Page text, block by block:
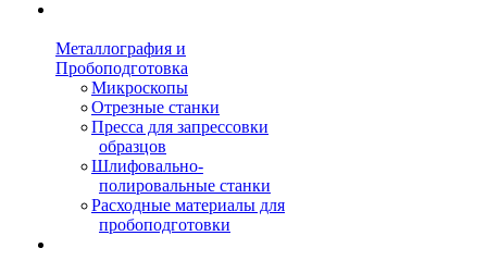
Металлография и
Пробоподготовка
Микроскопы
Отрезные станки
Пресса для запрессовки
образцов
Шлифовально-
полировальные станки
Расходные материалы для
пробоподготовки